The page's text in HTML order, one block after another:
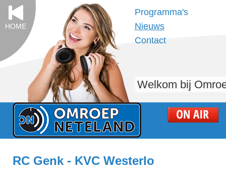
HOME
Programma's
Nieuws
Contact
Welkom bij
RC Genk - KVC Westerlo